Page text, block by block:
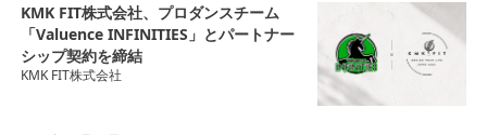
KMK FIT株式会社、プロダンスチーム
「Valuence INFINITIES」とパートナー
シップ契約を締結
KMK FIT株式会社